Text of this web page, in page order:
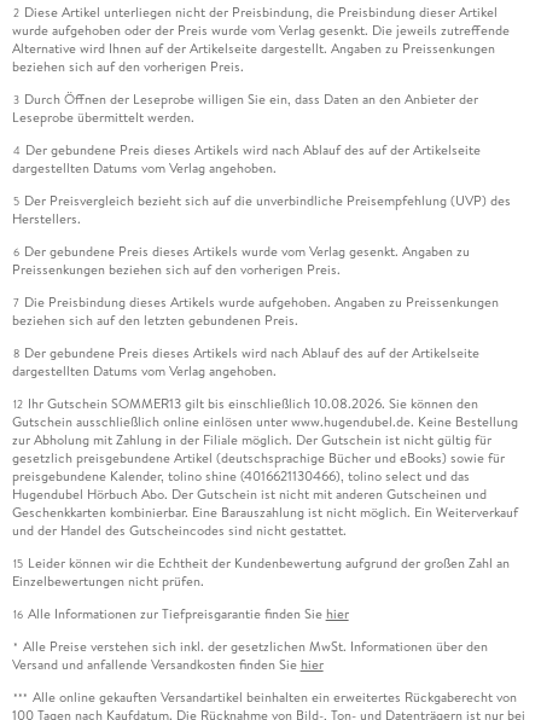
2 Diese Artikel unterliegen nicht der Preisbindung, die Preisbindung dieser Artikel
wurde aufgehoben oder der Preis wurde vom Verlag gesenkt. Die jeweils zutreffende
Alternative wird Ihnen auf der Artikelseite dargestellt. Angaben zu Preissenkungen
beziehen sich auf den vorherigen Preis.
3 Durch Öffnen der Leseprobe willigen Sie ein, dass Daten an den Anbieter der
Leseprobe übermittelt werden.
4 Der gebundene Preis dieses Artikels wird nach Ablauf des auf der Artikelseite
dargestellten Datums vom Verlag angehoben.
5 Der Preisvergleich bezieht sich auf die unverbindliche Preisempfehlung (UVP) des
Herstellers.
6 Der gebundene Preis dieses Artikels wurde vom Verlag gesenkt. Angaben zu
Preissenkungen beziehen sich auf den vorherigen Preis.
7 Die Preisbindung dieses Artikels wurde aufgehoben. Angaben zu Preissenkungen
beziehen sich auf den letzten gebundenen Preis.
8 Der gebundene Preis dieses Artikels wird nach Ablauf des auf der Artikelseite
dargestellten Datums vom Verlag angehoben.
12 Ihr Gutschein SOMMER13 gilt bis einschließlich 10.08.2026. Sie können den
Gutschein ausschließlich online einlösen unter www.hugendubel.de. Keine Bestellung
zur Abholung mit Zahlung in der Filiale möglich. Der Gutschein ist nicht gültig für
gesetzlich preisgebundene Artikel (deutschsprachige Bücher und eBooks) sowie für
preisgebundene Kalender, tolino shine (4016621130466), tolino select und das
Hugendubel Hörbuch Abo. Der Gutschein ist nicht mit anderen Gutscheinen und
Geschenkkarten kombinierbar. Eine Barauszahlung ist nicht möglich. Ein Weiterverkauf
und der Handel des Gutscheincodes sind nicht gestattet.
15 Leider können wir die Echtheit der Kundenbewertung aufgrund der großen Zahl an
Einzelbewertungen nicht prüfen.
16 Alle Informationen zur Tiefpreisgarantie finden Sie hier
* Alle Preise verstehen sich inkl. der gesetzlichen MwSt. Informationen über den
Versand und anfallende Versandkosten finden Sie hier
*** Alle online gekauften Versandartikel beinhalten ein erweitertes Rückgaberecht von
100 Tagen nach Kaufdatum. Die Rücknahme von Bild-, Ton- und Datenträgern ist nur bei